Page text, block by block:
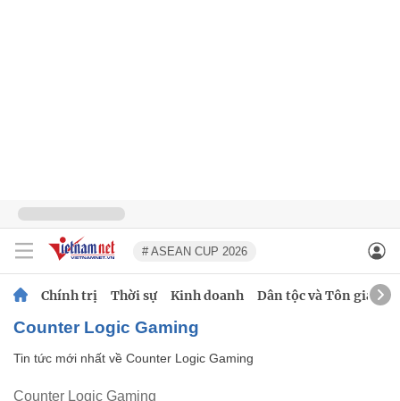
# ASEAN CUP 2026
Chính trị Thời sự Kinh doanh Dân tộc và Tôn giáo
Counter Logic Gaming
Tin tức mới nhất về Counter Logic Gaming
Counter Logic Gaming